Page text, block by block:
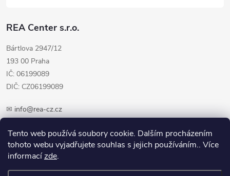
Tento web používá soubory cookie. Dalším procházením
tohoto webu vyjadřujete souhlas s jejich používáním.. Více
informacízde.
REA Center s.r.o.
Bártlova 2947/12
193 00 Praha
IČ: 06199089
DIČ: CZ06199089
✉ info@rea-cz.cz